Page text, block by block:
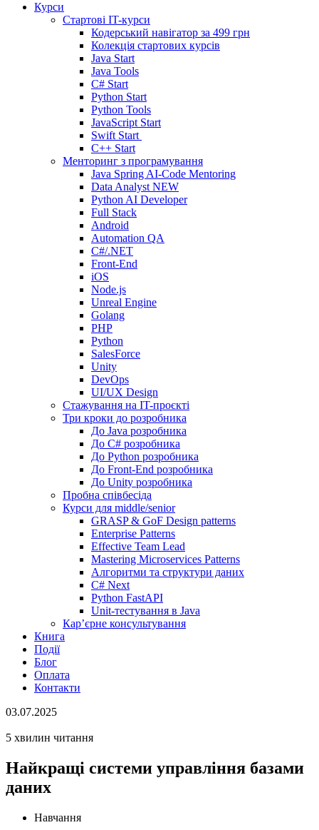
Курси
Стартові IT-курси
Кодерський навігатор за 499 грн
Колекція стартових курсів
Java Start
Java Tools
C# Start
Python Start
Python Tools
JavaScript Start
Swift Start
C++ Start
Менторинг з програмування
Java Spring AI-Code Mentoring
Data Analyst NEW
Python AI Developer
Full Stack
Android
Automation QA
C#/.NET
Front-End
iOS
Node.js
Unreal Engine
Golang
PHP
Python
SalesForce
Unity
DevOps
UI/UX Design
Стажування на IT-проєкті
Три кроки до розробника
До Java розробника
До C# розробника
До Python розробника
До Front-End розробника
До Unity розробника
Пробна співбесіда
Курси для middle/senior
GRASP & GoF Design patterns
Enterprise Patterns
Effective Team Lead
Mastering Microservices Patterns
Алгоритми та структури даних
C# Next
Python FastAPI
Unit-тестування в Java
Кар’єрне консультування
Книга
Події
Блог
Оплата
Контакти
03.07.2025
5 хвилин читання
Найкращі системи управління базами
даних
Навчання